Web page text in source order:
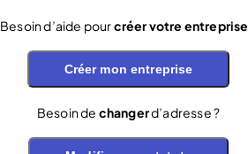
Besoin d’aide pourcréer votre entreprise
Créer mon entreprise
Besoin de changerd’adresse ?